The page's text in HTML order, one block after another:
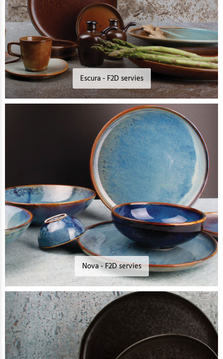
Escura - F2D servies
Nova - F2D servies